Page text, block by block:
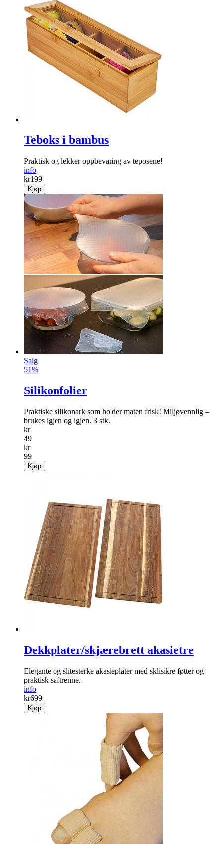
Teboks i bambus
Praktisk og lekker oppbevaring av teposene!
info
kr199
Kjøp
Salg
51%
Silikonfolier
Praktiske silikonark som holder maten frisk! Miljøvennlig –
brukes igjen og igjen. 3 stk.
kr
49
kr
99
Kjøp
Dekkplater/skjærebrett akasietre
Elegante og slitesterke akasieplater med sklisikre føtter og
praktisk saftrenne.
info
kr699
Kjøp